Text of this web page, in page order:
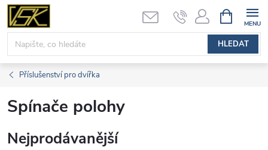
Přejít
obsah
HLEDAT
NÁKUPNÍ
KOŠÍK
Příslušenství pro dvířka
Spínače polohy
Nejprodávanější